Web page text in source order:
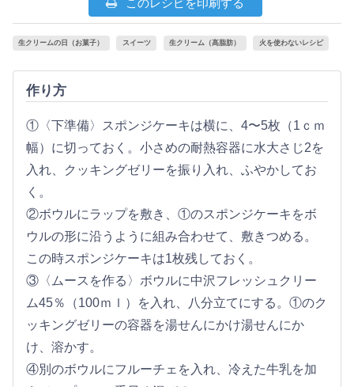
生クリームの日（お菓子） スイーツ 生クリーム（高脂肪） 火を使わないレシピ
作り方
①〈下準備〉スポンジケーキは横に、4〜5枚（1ｃｍ
幅）に切っておく。小さめの耐熱容器に水大さじ2を
入れ、クッキングゼリーを振り入れ、ふやかしてお
く。
②ボウルにラップを敷き、①のスポンジケーキをボ
ウルの形に沿うように組み合わせて、敷きつめる。
この時スポンジケーキは1枚残しておく。
③〈ムースを作る〉ボウルに中沢フレッシュクリー
ム45％（100ｍｌ）を入れ、八分立てにする。①のク
ッキングゼリーの容器を湯せんにかけ湯せんにか
け、溶かす。
④別のボウルにフルーチェを入れ、冷えた牛乳を加